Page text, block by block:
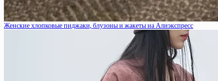
Женские хлопковые пиджаки, блузоны и жакеты на Алиэкспресс